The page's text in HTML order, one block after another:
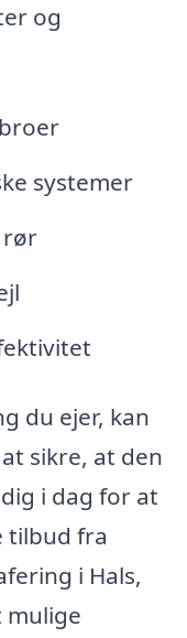
og
systemer
rør
du ejer, kan
sikre, at den
i dag for at
tilbud fra
i Hals,
mulige